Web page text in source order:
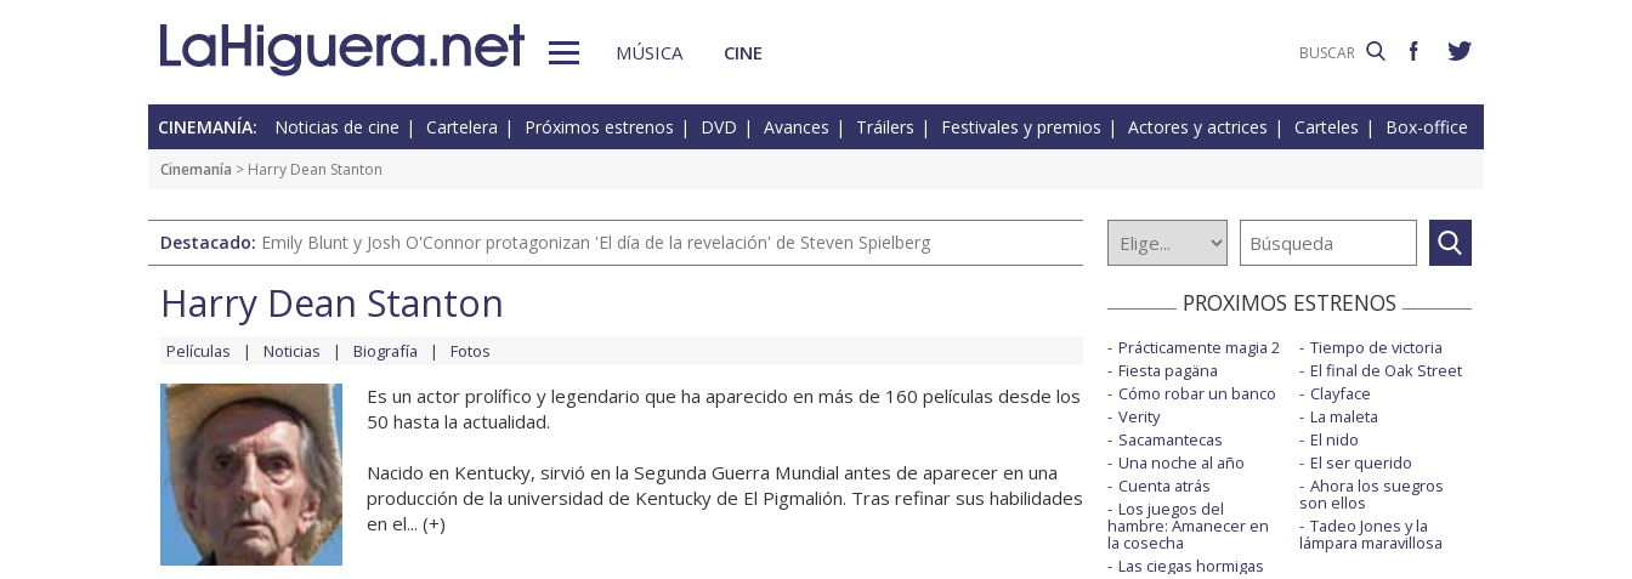
MÚSICA CINE
CINEMANÍA: Noticias de cine Cartelera Próximos estrenos DVD Avances Tráilers Festivales y premios Actores y actrices Carteles Box-office
Cinemanía > Harry Dean Stanton
Destacado: Emily Blunt y Josh O'Connor protagonizan 'El día de la revelación' de Steven Spielberg
Harry Dean Stanton
Películas Noticias Biografía Fotos
Es un actor prolífico y legendario que ha aparecido en más de 160 películas desde los
50 hasta la actualidad.
Nacido en Kentucky, sirvió en la Segunda Guerra Mundial antes de aparecer en una
producción de la universidad de Kentucky de El Pigmalión. Tras refinar sus habilidades
en el... (+)
PROXIMOS ESTRENOS
Prácticamente magia 2
Fiesta pagäna
Cómo robar un banco
Verity
Sacamantecas
Una noche al año
Cuenta atrás
Los juegos del
hambre: Amanecer en
la cosecha
Las ciegas hormigas
Tiempo de victoria
El final de Oak Street
Clayface
La maleta
El nido
El ser querido
Ahora los suegros
son ellos
Tadeo Jones y la
lámpara maravillosa